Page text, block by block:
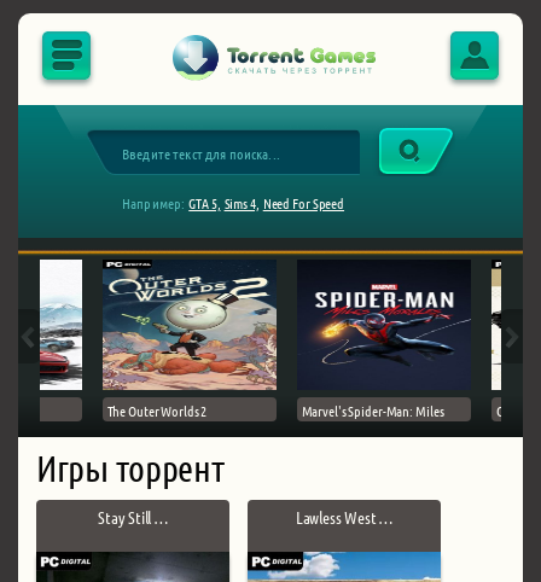
Например: GTA 5, Sims 4, Need For Speed
The Outer Worlds 2 Marvel's Spider-Man: Miles Ghost
Игры торрент
Stay Still … Lawless West …